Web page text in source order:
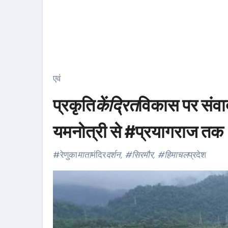
एवं
प्रकृतिकेंद्रितविकास पर
यमनोत्री से #प्रयागराज तक
#रेणुकामातामंदिरदर्शन, #सिरमौर, #हिमाचलप्रदेश